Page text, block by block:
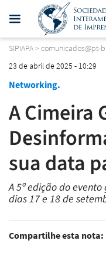
SIPIAPA> comunicados@pt-
23 de abril de 2025 - 10:29
Networking.
A Cimeira
sua data
A 5ª edição do
dias 17 e 18 de
Compartilhe esta nota: